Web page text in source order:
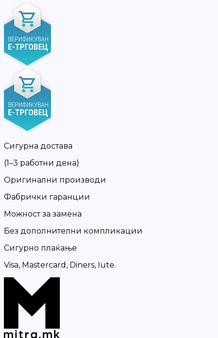
Сигурна достава
(1–3 работни дена)
Оригинални производи
Фабрички гаранции
Можност за замена
Без дополнителни компликации
Сигурно плаќање
Visa, Mastercard, Diners, Iute.